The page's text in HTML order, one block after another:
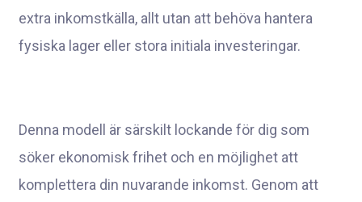
extra inkomstkälla, allt utan att behöva hantera
fysiska lager eller stora initiala investeringar.
Denna modell är särskilt lockande för dig som
söker ekonomisk frihet och en möjlighet att
komplettera din nuvarande inkomst. Genom att